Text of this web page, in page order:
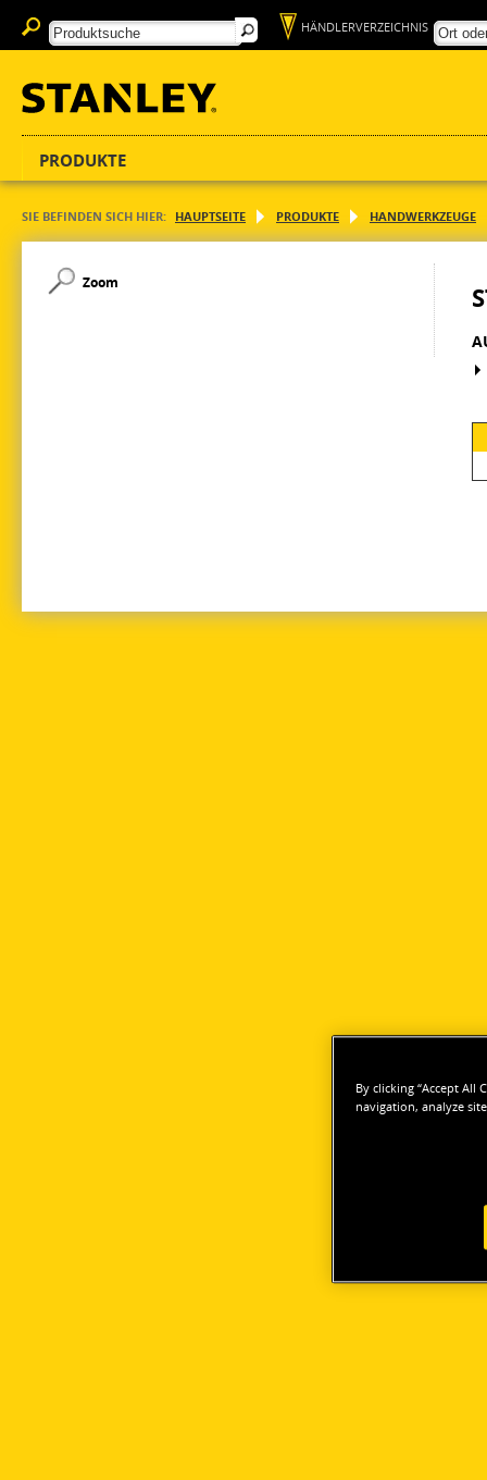
HÄNDLERVERZEICHNIS
PRODUKTE
SIE BEFINDEN SICH HIER: HAUPTSEITE PRODUKTE HANDWERKZEUGE
Zoom
By clicking “Accept All
navigation, analyze